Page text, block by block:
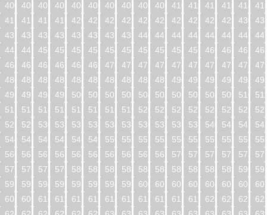
400
401 402 403 404 405 406 407 408 409 410 411 412 413 414
416
417 418 419 420 421 422 423 424 425 426 427 428 429 430
432
433 434 435 436 437 438 439 440 441 442 443 444 445 446
448
449 450 451 452 453 454 455 456 457 458 459 460 461 462
464
465 466 467 468 469 470 471 472 473 474 475 476 477 478
480
481 482 483 484 485 486 487 488 489 490 491 492 493 494
496
497 498 499 500 501 502 503 504 505 506 507 508 509 510
512
513 514 515 516 517 518 519 520 521 522 523 524 525 526
528
529 530 531 532 533 534 535 536 537 538 539 540 541 542
544
545 546 547 548 549 550 551 552 553 554 555 556 557 558
560
561 562 563 564 565 566 567 568 569 570 571 572 573 574
576
577 578 579 580 581 582 583 584 585 586 587 588 589 590
592
593 594 595 596 597 598 599 600 601 602 603 604 605 606
608
609 610 611 612 613 614 615 616 617 618 619 620 621 622